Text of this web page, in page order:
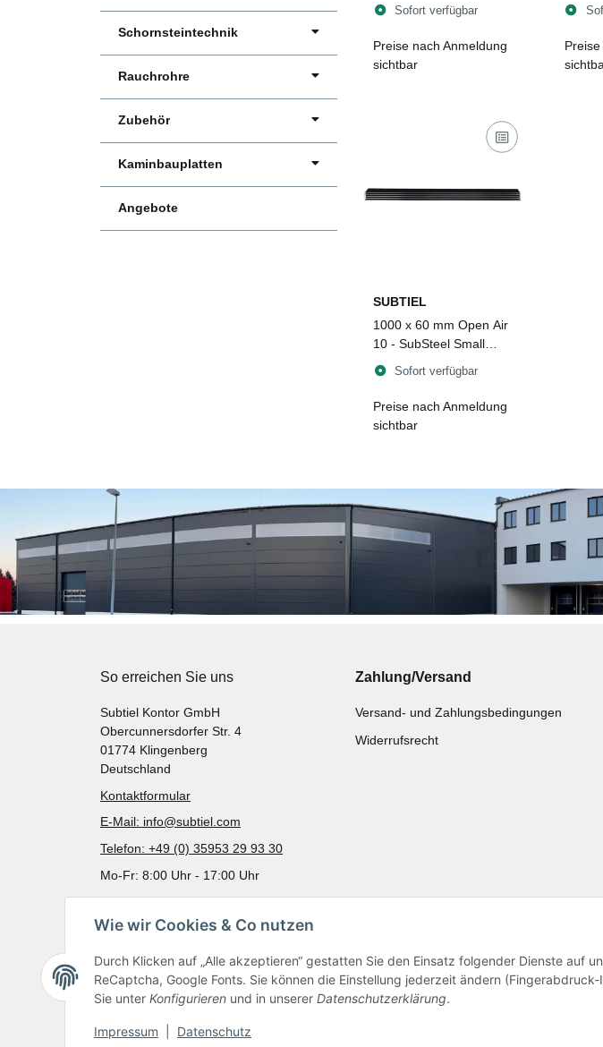
Wie wir Cookies & Co nutzen
Durch Klicken auf „Alle akzeptieren“ gestatten Sie den Einsatz folgender Dienste auf
ReCaptcha, Google Fonts. Sie können die Einstellung jederzeit ändern
Sie unter Konfigurieren und in unserer Datenschutzerklärung.
Impressum Datenschutz
Schornsteintechnik
Rauchrohre
Zubehör
Kaminbauplatten
Angebote
Sofort verfügbar
Preise nach Anmeldung
sichtbar
SUBTIEL
1000 x 60 mm Open Air
10 - SubSteel Small
Luftgitter, schwarz mit
Edelstahlfront
Sofort verfügbar
Preise nach Anmeldung
sichtbar
So erreichen Sie uns
Subtiel Kontor GmbH
Obercunnersdorfer Str. 4
01774 Klingenberg
Deutschland
Kontaktformular
E-Mail: info@subtiel.com
Telefon: +49 (0) 35953 29 93 30
Mo-Fr: 8:00 Uhr - 17:00 Uhr
Zahlung/Versand
Versand- und Zahlungsbedingungen
Widerrufsrecht
Zur Schnellbestellung